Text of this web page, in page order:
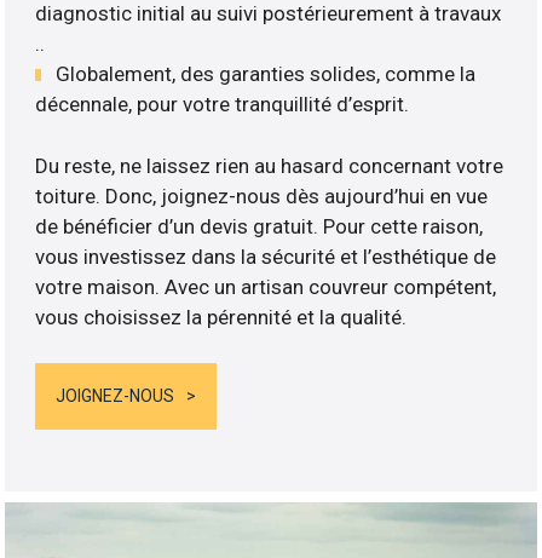
diagnostic initial au suivi postérieurement à travaux
..
Globalement, des garanties solides, comme la
décennale, pour votre tranquillité d’esprit.
Du reste, ne laissez rien au hasard concernant votre
toiture. Donc, joignez-nous dès aujourd’hui en vue
de bénéficier d’un devis gratuit. Pour cette raison,
vous investissez dans la sécurité et l’esthétique de
votre maison. Avec un artisan couvreur compétent,
vous choisissez la pérennité et la qualité.
JOIGNEZ-NOUS